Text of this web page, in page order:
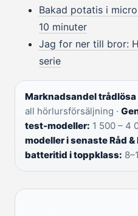
Bakad potatis i
10 minuter
Jag for ner till bror:
serie
Marknadsandel
all hörlursförsäljning ·
test-modeller: 1 500 – 4
modeller i senaste Råd &
batteritid i toppklass: